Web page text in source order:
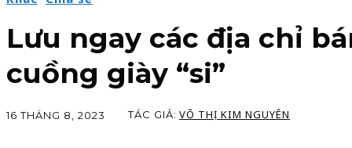
Lưu ngay các địa chỉ
cuồng giày “si”
16 THÁNG 8, 2023 TÁC GIẢ: VÕ THỊ KIM NGUYÊN